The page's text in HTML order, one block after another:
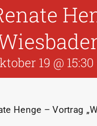
19 @ 15:30
Henge – Vortrag